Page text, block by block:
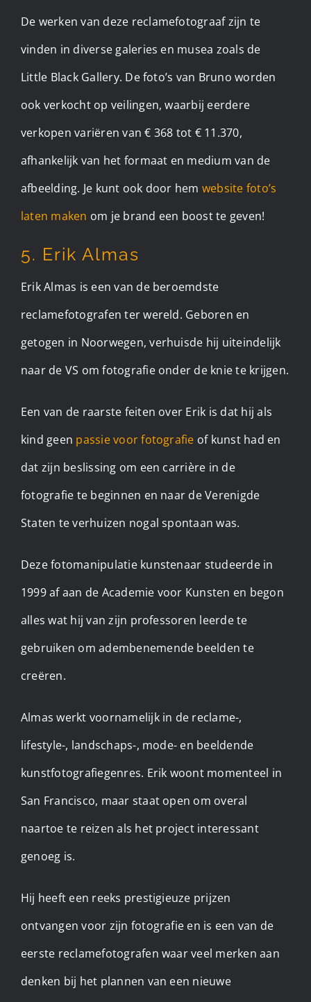
De werken van deze reclamefotograaf zijn te
vinden in diverse galeries en musea zoals de
Little Black Gallery. De foto’s van Bruno worden
ook verkocht op veilingen, waarbij eerdere
verkopen variëren van € 368 tot € 11.370,
afhankelijk van het formaat en medium van de
afbeelding. Je kunt ook door hem website foto’s
laten maken om je brand een boost te geven!
5. Erik Almas
Erik Almas is een van de beroemdste
reclamefotografen ter wereld. Geboren en
getogen in Noorwegen, verhuisde hij uiteindelijk
naar de VS om fotografie onder de knie te krijgen.
Een van de raarste feiten over Erik is dat hij als
kind geen passie voor fotografie of kunst had en
dat zijn beslissing om een carrière in de
fotografie te beginnen en naar de Verenigde
Staten te verhuizen nogal spontaan was.
Deze fotomanipulatie kunstenaar studeerde in
1999 af aan de Academie voor Kunsten en begon
alles wat hij van zijn professoren leerde te
gebruiken om adembenemende beelden te
creëren.
Almas werkt voornamelijk in de reclame-,
lifestyle-, landschaps-, mode- en beeldende
kunstfotografiegenres. Erik woont momenteel in
San Francisco, maar staat open om overal
naartoe te reizen als het project interessant
genoeg is.
Hij heeft een reeks prestigieuze prijzen
ontvangen voor zijn fotografie en is een van de
eerste reclamefotografen waar veel merken aan
denken bij het plannen van een nieuwe